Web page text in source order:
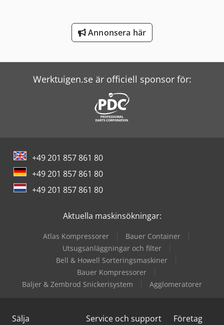
Annonsera här
Werktuigen.se är officiell sponsor för:
+49 201 857 861 80
+49 201 857 861 80
+49 201 857 861 80
Aktuella maskinsökningar:
Atlas Kompressorer
Bauer Container
Utsugsanläggningar och filter
Bell & Howell Sorteringsmaskiner
Bauer Kompressorer
Baljer & Zembrod Snickerisystem
Agglomeratorer
Sälja Service och support Företag